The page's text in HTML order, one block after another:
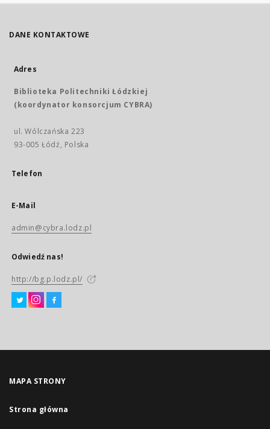
DANE KONTAKTOWE
Adres
Biblioteka Politechniki Łódzkiej
(koordynator konsorcjum CYBRA)
ul. Wólczańska 223
93-005 Łódź, Polska
Telefon
E-Mail
admin@cybra.lodz.pl
Odwiedź nas!
http://bg.p.lodz.pl/
MAPA STRONY
Strona główna